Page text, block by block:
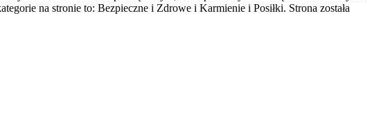
na stronie to: Bezpieczne i Zdrowe i Karmienie i Posiłki. Strona została